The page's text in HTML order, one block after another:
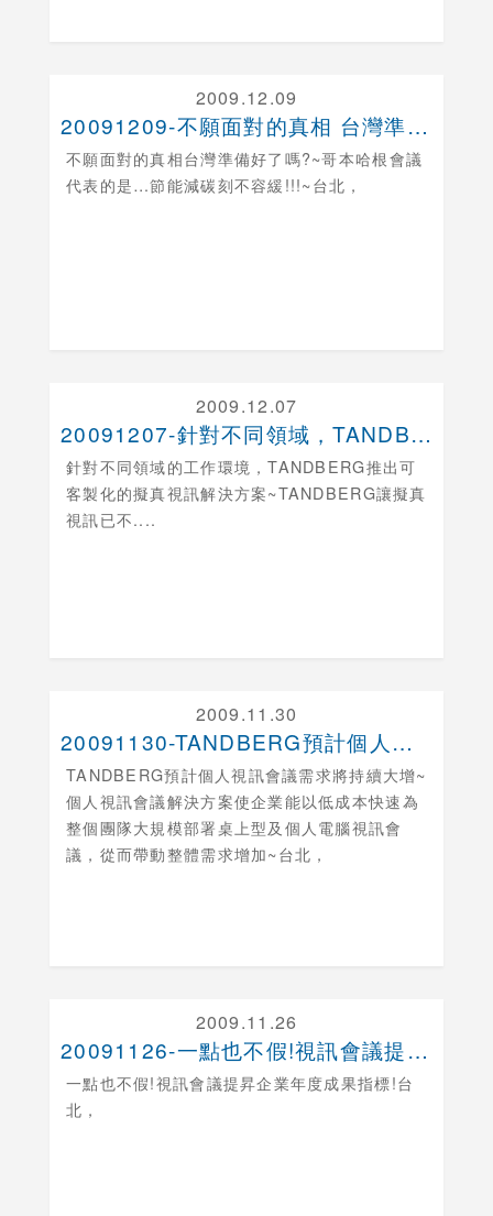
2009.12.09
20091209-不願面對的真相 台灣準備好了嗎?
不願面對的真相台灣準備好了嗎?~哥本哈根會議
代表的是…節能減碳刻不容緩!!!~台北，
2009.12.07
20091207-針對不同領域，TANDBERG推....
針對不同領域的工作環境，TANDBERG推出可
客製化的擬真視訊解決方案~TANDBERG讓擬真
視訊已不....
2009.11.30
20091130-TANDBERG預計個人視訊會議....
TANDBERG預計個人視訊會議需求將持續大增~
個人視訊會議解決方案使企業能以低成本快速為
整個團隊大規模部署桌上型及個人電腦視訊會
議，從而帶動整體需求增加~台北，
2009.11.26
20091126-一點也不假!視訊會議提昇企業年度....
一點也不假!視訊會議提昇企業年度成果指標!台
北，